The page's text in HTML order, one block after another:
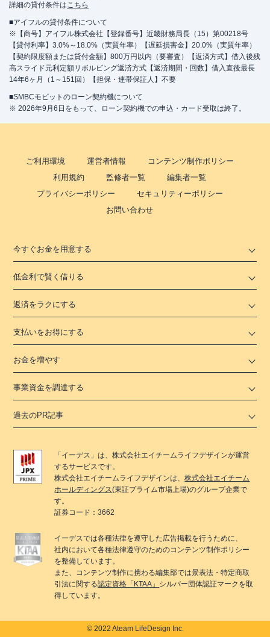
詳細の貸付条件はこちら
■アイフルの貸付条件について
※【商号】アイフル株式会社【登録番号】近畿財務局長（15）第00218号
【貸付利率】3.0%～18.0%（実質年率）【遅延損害金】20.0%（実質年率）
【契約限度額または貸付金額】800万円以内（要審査）【返済方式】借入後残
高スライド元利定額リボルビング返済方式【返済期間・回数】借入直後最長
14年6ヶ月（1～151回）【担保・連帯保証人】不要
■SMBCモビットのローン契約機について
※ 2026年9月6日をもって、ローン契約機での申込・カード受取は終了。
ご利用環境 運営者情報
コンテンツ制作ポリシー
利用規約
監修者一覧
編集者一覧
プライバシーポリシー
セキュリティーポリシー
お問い合わせ
今すぐお金を用意する
低金利で賢く借りる
返済をラクにする
支払いをお得にする
お金を増やす
事業資金を調達する
過去のPR記事
「 イーデス 」は、株式会社エイチームライフデザインが運営
するサービスです。
株式会社エイチームライフデザインは、株式会社エイチーム
ホールディングス(東証プライム市場上場)のグループ企業で
す。
証券コード：3662
イーデスでは各種法律を遵守した広告掲載を行うために、
社内において各種法律遵守のためのコンテンツ制作ポリシー
を整備しています。
また、コンテンツ制作に携わる編集部では景表法・特定商取
引法に関する認定資格「KTAA」 シルバー団体認証マークを取
得しています。
© 2022 Ateam LifeDesign Inc.